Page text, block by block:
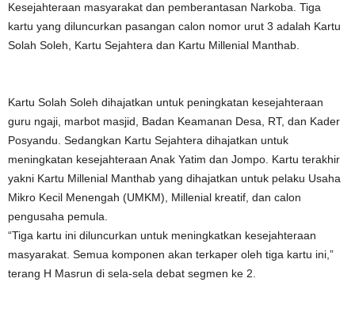
Kesejahteraan masyarakat dan pemberantasan Narkoba. Tiga
kartu yang diluncurkan pasangan calon nomor urut 3 adalah Kartu
Solah Soleh, Kartu Sejahtera dan Kartu Millenial Manthab.
Kartu Solah Soleh dihajatkan untuk peningkatan kesejahteraan
guru ngaji, marbot masjid, Badan Keamanan Desa, RT, dan Kader
Posyandu. Sedangkan Kartu Sejahtera dihajatkan untuk
meningkatan kesejahteraan Anak Yatim dan Jompo. Kartu terakhir
yakni Kartu Millenial Manthab yang dihajatkan untuk pelaku Usaha
Mikro Kecil Menengah (UMKM), Millenial kreatif, dan calon
pengusaha pemula.
“Tiga kartu ini diluncurkan untuk meningkatkan kesejahteraan
masyarakat. Semua komponen akan terkaper oleh tiga kartu ini,”
terang H Masrun di sela-sela debat segmen ke 2.